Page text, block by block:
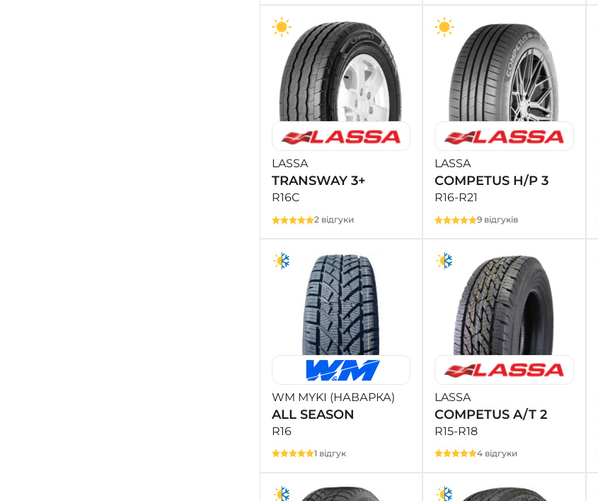
LASSA
TRANSWAY 3+
R16C
2 відгуки
LASSA
COMPETUS H/P 3
R16-R21
9 відгуків
WM MYKI (НАВАРКА)
ALL SEASON
R16
1 відгук
LASSA
COMPETUS A/T 2
R15-R18
4 відгуки